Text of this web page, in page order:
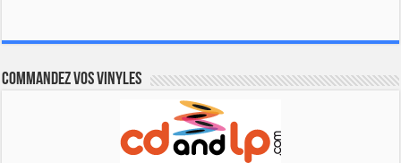
Commandez vos vinyles